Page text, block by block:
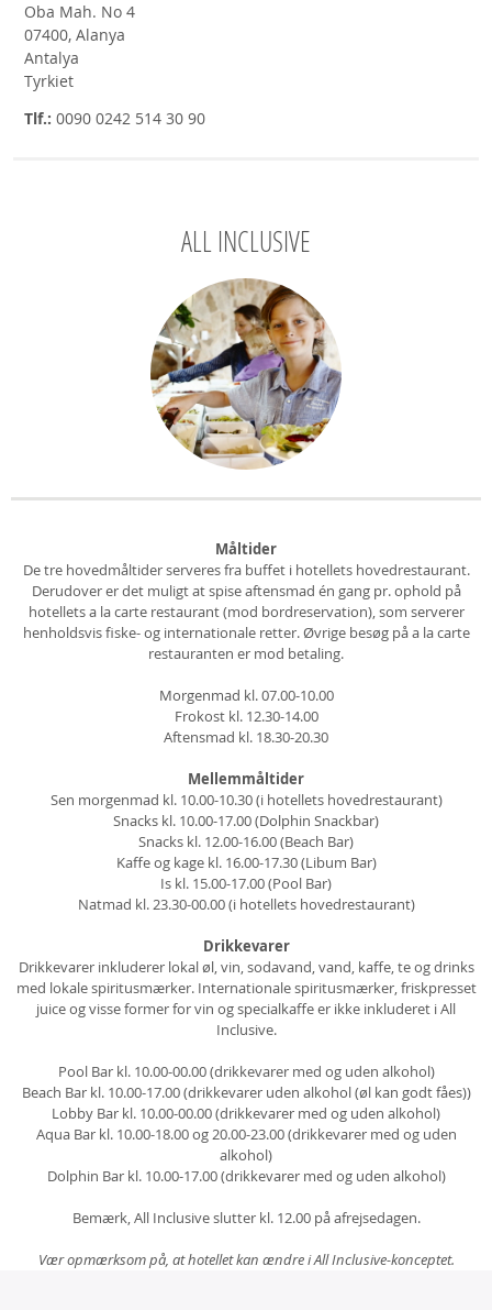
Oba Mah. No 4
07400, Alanya
Antalya
Tyrkiet
Tlf.: 0090 0242 514 30 90
ALL INCLUSIVE
Måltider
De tre hovedmåltider serveres fra buffet i hotellets hovedrestaurant.
Derudover er det muligt at spise aftensmad én gang pr. ophold på
hotellets a la carte restaurant (mod bordreservation), som serverer
henholdsvis fiske- og internationale retter. Øvrige besøg på a la carte
restauranten er mod betaling.
Morgenmad kl. 07.00-10.00
Frokost kl. 12.30-14.00
Aftensmad kl. 18.30-20.30
Mellemmåltider
Sen morgenmad kl. 10.00-10.30 (i hotellets hovedrestaurant)
Snacks kl. 10.00-17.00 (Dolphin Snackbar)
Snacks kl. 12.00-16.00 (Beach Bar)
Kaffe og kage kl. 16.00-17.30 (Libum Bar)
Is kl. 15.00-17.00 (Pool Bar)
Natmad kl. 23.30-00.00 (i hotellets hovedrestaurant)
Drikkevarer
Drikkevarer inkluderer lokal øl, vin, sodavand, vand, kaffe, te og drinks
med lokale spiritusmærker. Internationale spiritusmærker, friskpresset
juice og visse former for vin og specialkaffe er ikke inkluderet i All
Inclusive.
Pool Bar kl. 10.00-00.00 (drikkevarer med og uden alkohol)
Beach Bar kl. 10.00-17.00 (drikkevarer uden alkohol (øl kan godt fåes))
Lobby Bar kl. 10.00-00.00 (drikkevarer med og uden alkohol)
Aqua Bar kl. 10.00-18.00 og 20.00-23.00 (drikkevarer med og uden
alkohol)
Dolphin Bar kl. 10.00-17.00 (drikkevarer med og uden alkohol)
Bemærk, All Inclusive slutter kl. 12.00 på afrejsedagen.
Vær opmærksom på, at hotellet kan ændre i All Inclusive-konceptet.